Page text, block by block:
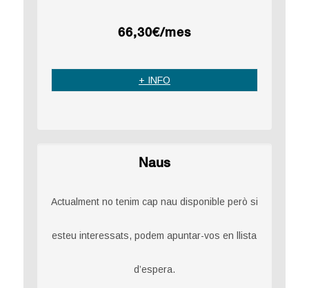
66,30€/mes
+ INFO
Naus
Actualment no tenim cap nau disponible però si
esteu interessats, podem apuntar-vos en llista
d’espera.